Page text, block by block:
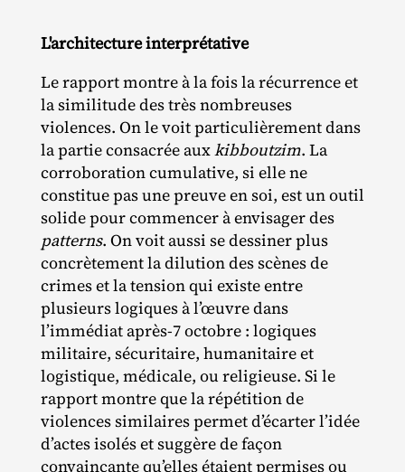
L'architecture interprétative
Le rapport montre à la fois la récurrence et
la similitude des très nombreuses
violences. On le voit particulièrement dans
la partie consacrée auxkibboutzim. La
corroboration cumulative, si elle ne
constitue pas une preuve en soi, est un outil
solide pour commencer à envisager des
patterns. On voit aussi se dessiner plus
concrètement la dilution des scènes de
crimes et la tension qui existe entre
plusieurs logiques à l’œuvre dans
l’immédiat après‑7 octobre : logiques
militaire, sécuritaire, humanitaire et
logistique, médicale, ou religieuse. Si le
rapport montre que la répétition de
violences similaires permet d’écarter l’idée
d’actes isolés et suggère de façon
convaincante qu’elles étaient permises ou